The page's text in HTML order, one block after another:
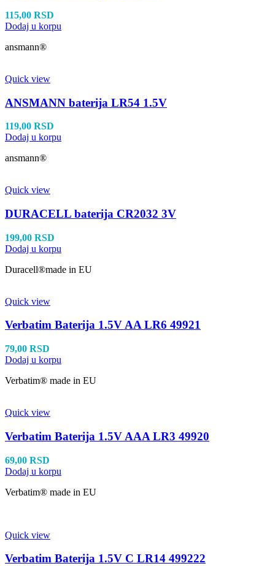
115,00 RSD
Dodaj u korpu
ansmann®
Quick view
ANSMANN baterija LR54 1.5V
119,00 RSD
Dodaj u korpu
ansmann®
Quick view
DURACELL baterija CR2032 3V
199,00 RSD
Dodaj u korpu
Duracell®made in EU
Quick view
Verbatim Baterija 1.5V AA LR6 49921
79,00 RSD
Dodaj u korpu
Verbatim® made in EU
Quick view
Verbatim Baterija 1.5V AAA LR3 49920
69,00 RSD
Dodaj u korpu
Verbatim® made in EU
Quick view
Verbatim Baterija 1.5V C LR14 499222